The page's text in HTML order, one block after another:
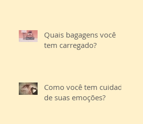
Quais bagagens você
tem carregado?
Como você tem cuidado
de suas emoções?